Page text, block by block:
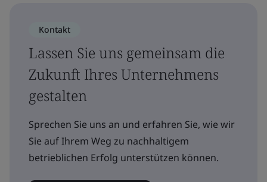
Kontakt
Lassen Sie uns gemeinsam die
Zukunft Ihres Unternehmens
gestalten
Sprechen Sie uns an und erfahren Sie, wie wir
Sie auf Ihrem Weg zu nachhaltigem
betrieblichen Erfolg unterstützen können.